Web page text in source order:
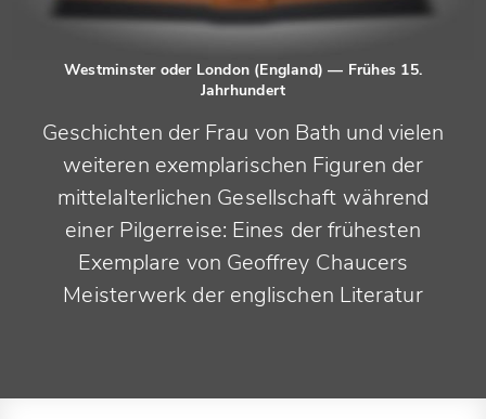
Westminster oder London (England)— Frühes 15.
Jahrhundert
Geschichten der Frau von Bath und vielen
weiteren exemplarischen Figuren der
mittelalterlichen Gesellschaft während
einer Pilgerreise: Eines der frühesten
Exemplare von Geoffrey Chaucers
Meisterwerk der englischen Literatur